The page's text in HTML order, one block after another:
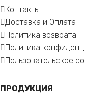
Контакты
Доставка и Оплата
Политика возврата
Политика
Пользовательское
ПРОДУКЦИЯ